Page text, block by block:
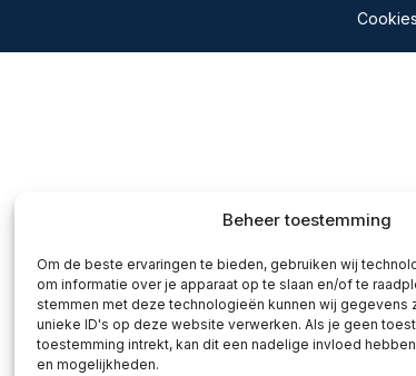
Beheer toestemming
Om de beste ervaringen te bieden, gebruiken wij
om informatie over je apparaat op te slaan en/of te
stemmen met deze technologieën kunnen wij gegevens
unieke ID's op deze website verwerken. Als je geen
toestemming intrekt, kan dit een nadelige invloed
en mogelijkheden.
Cookies